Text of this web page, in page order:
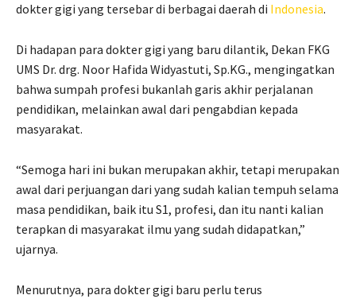
dokter gigi yang tersebar di berbagai daerah di Indonesia.
Di hadapan para dokter gigi yang baru dilantik, Dekan FKG
UMS Dr. drg. Noor Hafida Widyastuti, Sp.KG., mengingatkan
bahwa sumpah profesi bukanlah garis akhir perjalanan
pendidikan, melainkan awal dari pengabdian kepada
masyarakat.
“Semoga hari ini bukan merupakan akhir, tetapi merupakan
awal dari perjuangan dari yang sudah kalian tempuh selama
masa pendidikan, baik itu S1, profesi, dan itu nanti kalian
terapkan di masyarakat ilmu yang sudah didapatkan,”
ujarnya.
Menurutnya, para dokter gigi baru perlu terus